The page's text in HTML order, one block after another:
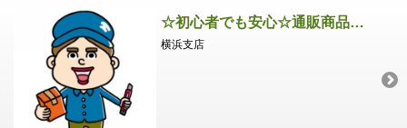
☆初心者でも安心☆通販商品のピッキング！
横浜支店